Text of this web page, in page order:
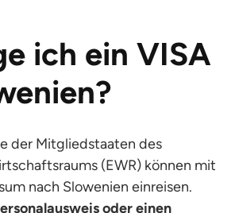
ich ein VISA
der Mitgliedstaaten des
(EWR) können mit
nach Slowenien einreisen.
oder einen